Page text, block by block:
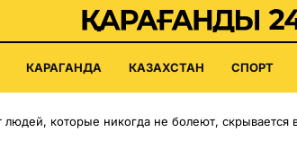
КАРАГАНДА КАЗАХСТАН СПОРТ
которые никогда не болеют, скрывается в их ванной